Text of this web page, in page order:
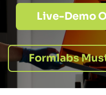
Live-Demo
Formlabs